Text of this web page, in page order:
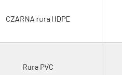
CZARNA rura HDPE
Rura PVC